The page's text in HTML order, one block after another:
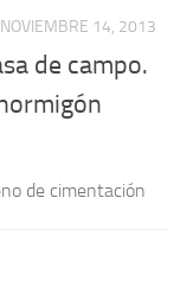
14, 2013
de campo.
de cimentación